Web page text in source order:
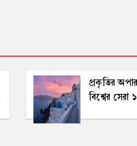
প্রকৃতির
বিশ্বের সেরা